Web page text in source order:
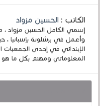
الكاتب :الحسين مزواد
وأعمل في برشلونة بإسبانيا
الإبتدائي في إحدى الجمعيات
المعلوماتي ومهتم بكل ما هو